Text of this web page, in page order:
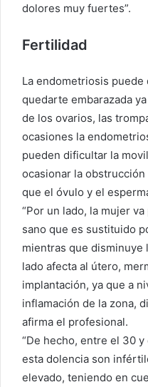
dolores muy fuertes”.
Fertilidad
La endometriosis
quedarte embarazada
de los ovarios, las
ocasiones la
pueden dificultar la
ocasionar la
que el óvulo y el
“Por un lado, la mujer
sano que es sustituido
mientras que disminuye
lado afecta al útero,
implantación, ya que a
inflamación de la zona,
afirma el profesional.
“De hecho, entre el 30
esta dolencia son
elevado, teniendo en